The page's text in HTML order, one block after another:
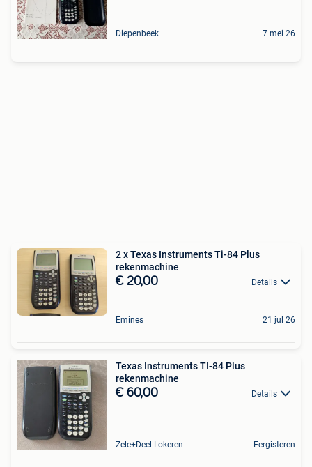
Diepenbeek 7 mei 26
2 x Texas Instruments Ti-84 Plus
rekenmachine
€ 20,00 Details
Emines 21 jul 26
Texas Instruments TI-84 Plus
rekenmachine
€ 60,00 Details
Zele+Deel Lokeren Eergisteren